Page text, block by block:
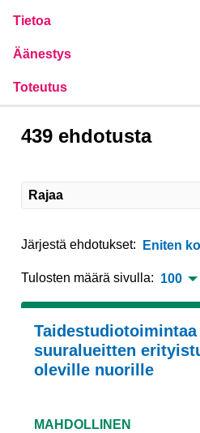
Tietoa
Äänestys
Toteutus
439 ehdotusta
Rajaa
Järjestä ehdotukset: Eniten
Tulosten määrä sivulla: 100
suuralueitten
oleville nuorille
MAHDOLLINEN